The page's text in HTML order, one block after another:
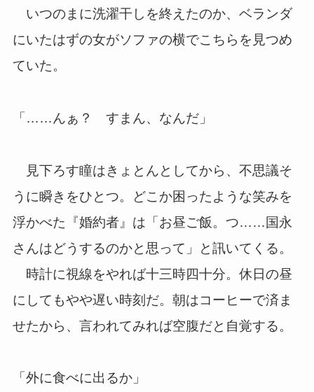
いつのまに洗濯干しを終えたのか、ベランダ
にいたはずの女がソファの横でこちらを見つめ
ていた。
「……んぁ？ すまん、なんだ」
見下ろす瞳はきょとんとしてから、不思議そ
うに瞬きをひとつ。どこか困ったような笑みを
浮かべた『婚約者』は「お昼ご飯。つ……国永
さんはどうするのかと思って」と訊いてくる。
時計に視線をやれば十三時四十分。休日の昼
にしてもやや遅い時刻だ。朝はコーヒーで済ま
せたから、言われてみれば空腹だと自覚する。
「外に食べに出るか」